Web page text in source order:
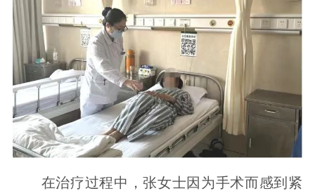
在治疗过程中，张女士因为手术而感到紧